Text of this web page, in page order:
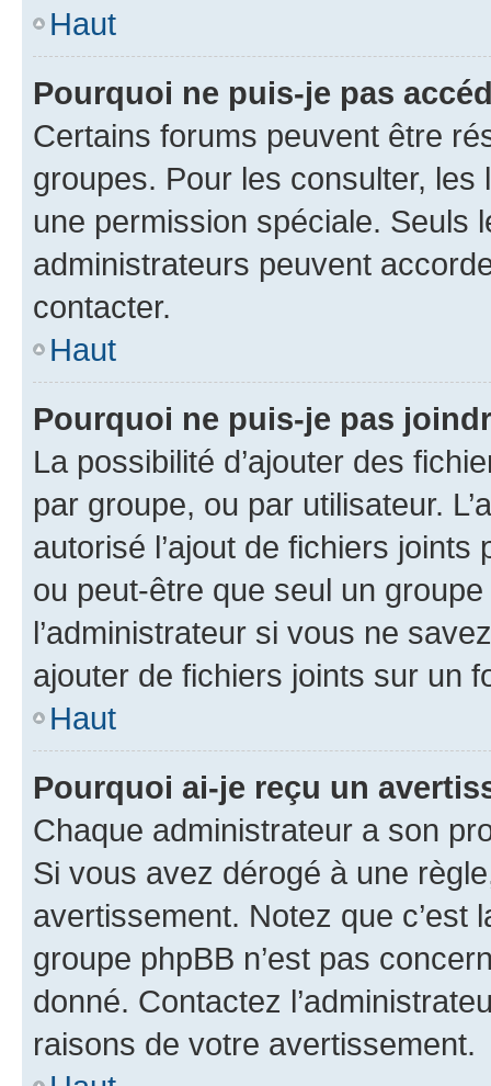
Haut
Pourquoi ne puis-je pas
Certains forums peuvent être
groupes. Pour les consulter,
une permission spéciale. Seuls
administrateurs peuvent
contacter.
Haut
Pourquoi ne puis-je pas
La possibilité d’ajouter des
par groupe, ou par utilisateur.
autorisé l’ajout de fichiers
ou peut-être que seul un
l’administrateur si vous ne
ajouter de fichiers joints sur un
Haut
Pourquoi ai-je reçu un
Chaque administrateur a son
Si vous avez dérogé à une
avertissement. Notez que c’est
groupe phpBB n’est pas
donné. Contactez
raisons de votre avertissement.